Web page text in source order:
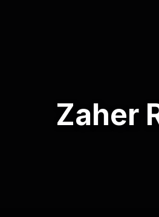
Zaher